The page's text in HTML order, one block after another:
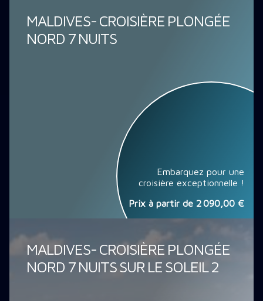
MALDIVES- CROISIÈRE PLONGÉE
NORD 7 NUITS
Embarquez pour une
croisière exceptionnelle !
Prix à partir de 2 090,00 €
MALDIVES- CROISIÈRE PLONGÉE
NORD 7 NUITS SUR LE SOLEIL 2